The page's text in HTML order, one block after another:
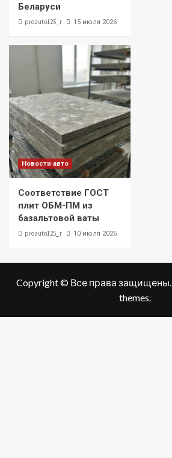
Беларуси
proauto125_r 15 июля 2026
Новости авто
Соответствие ГОСТ
плит ОБМ-ПМ из
базальтовой ваты
proauto125_r 10 июля 2026
Copyright © Все права защищены.
themes.